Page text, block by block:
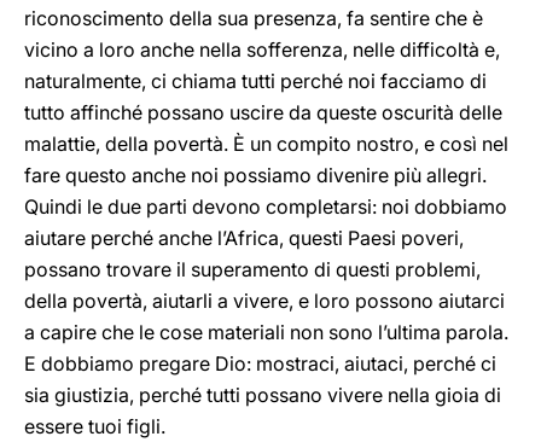
riconoscimento della sua presenza, fa sentire che è
vicino a loro anche nella sofferenza, nelle difficoltà e,
naturalmente, ci chiama tutti perché noi facciamo di
tutto affinché possano uscire da queste oscurità delle
malattie, della povertà. È un compito nostro, e così nel
fare questo anche noi possiamo divenire più allegri.
Quindi le due parti devono completarsi: noi dobbiamo
aiutare perché anche l’Africa, questi Paesi poveri,
possano trovare il superamento di questi problemi,
della povertà, aiutarli a vivere, e loro possono aiutarci
a capire che le cose materiali non sono l’ultima parola.
E dobbiamo pregare Dio: mostraci, aiutaci, perché ci
sia giustizia, perché tutti possano vivere nella gioia di
essere tuoi figli.